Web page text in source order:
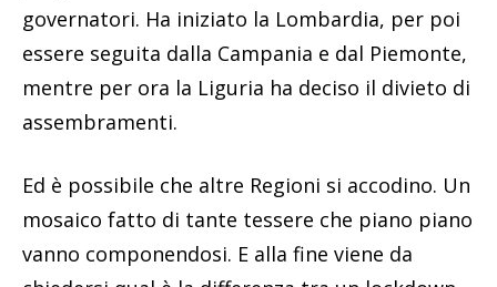
governatori. Ha iniziato la Lombardia, per poi
essere seguita dalla Campania e dal Piemonte,
mentre per ora la Liguria ha deciso il divieto di
assembramenti.
Ed è possibile che altre Regioni si accodino. Un
mosaico fatto di tante tessere che piano piano
vanno componendosi. E alla fine viene da